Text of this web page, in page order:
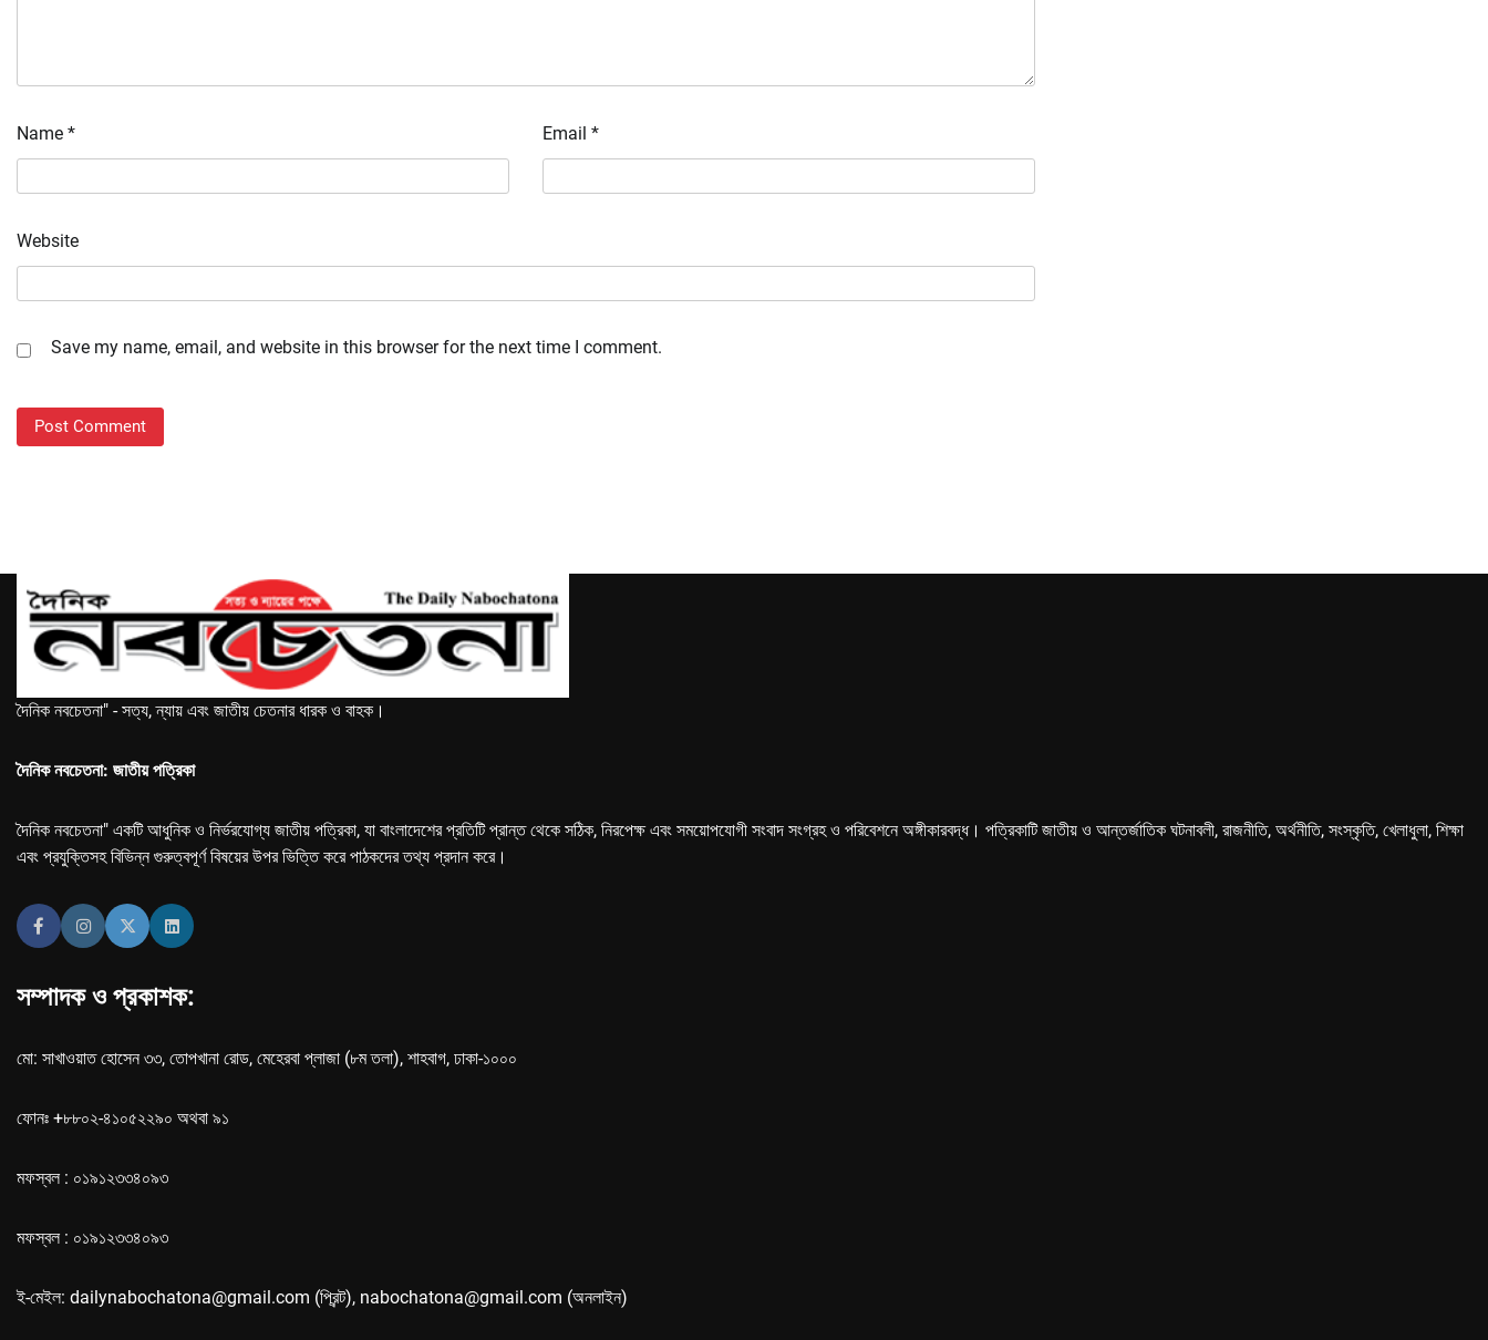
Name * Email *
Website
Save my name, email, and website in this browser for the next time I comment.
দৈনিক নবচেতনা" - সত্য, ন্যায় এবং জাতীয় চেতনার ধারক ও বাহক।
দৈনিক নবচেতনা: জাতীয় পত্রিকা
দৈনিক নবচেতনা" একটি আধুনিক ও নির্ভরযোগ্য জাতীয় পত্রিকা, যা বাংলাদেশের প্রতিটি প্রান্ত থেকে সঠিক, নিরপেক্ষ এবং সময়োপযোগী সংবাদ সংগ্রহ ও পরিবেশনে অঙ্গীকারবদ্ধ। পত্রিকাটি জাতীয় ও আন্তর্জাতিক ঘটনাবলী, রাজনীতি, অর্থনীতি, সংস্কৃতি, খেলাধুলা, শিক্ষা
এবং প্রযুক্তিসহ বিভিন্ন গুরুত্বপূর্ণ বিষয়ের উপর ভিত্তি করে পাঠকদের তথ্য প্রদান করে।
সম্পাদক ও প্রকাশক:
মো: সাখাওয়াত হোসেন ৩৩, তোপখানা রোড, মেহেরবা প্লাজা (৮ম তলা), শাহবাগ, ঢাকা-১০০০
ফোনঃ +৮৮০২-৪১০৫২২৯০ অথবা ৯১
মফস্বল : ০১৯১২৩৩৪০৯৩
মফস্বল : ০১৯১২৩৩৪০৯৩
ই-মেইল: dailynabochatona@gmail.com (প্রিন্ট), nabochatona@gmail.com (অনলাইন)